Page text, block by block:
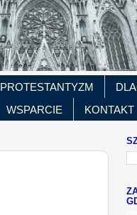
PROTESTANTYZM
WSPARCIE KONTAKT